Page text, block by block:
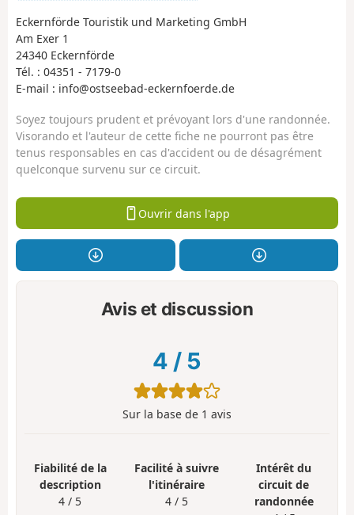
Eckernförde Touristik und Marketing GmbH
Am Exer 1
24340 Eckernförde
Tél. : 04351 - 7179-0
E-mail : info@ostseebad-eckernfoerde.de
Soyez toujours prudent et prévoyant lors d'une randonnée.
Visorando et l'auteur de cette fiche ne pourront pas être
tenus responsables en cas d'accident ou de désagrément
quelconque survenu sur ce circuit.
Ouvrir dans l'app
Avis et discussion
4 / 5
Sur la base de 1 avis
Fiabilité de la
description
4 / 5
Facilité à suivre
l'itinéraire
4 / 5
Intérêt du
circuit de
randonnée